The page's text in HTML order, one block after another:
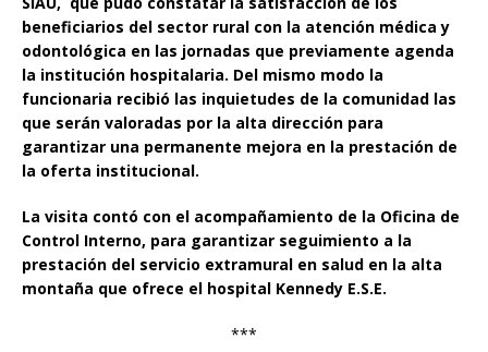
beneficiarios del sector rural con la atención médica y
odontológica en las jornadas que previamente agenda
la institución hospitalaria. Del mismo modo la
funcionaria recibió las inquietudes de la comunidad las
que serán valoradas por la alta dirección para
garantizar una permanente mejora en la prestación de
la oferta institucional.
La visita contó con el acompañamiento de la Oficina de
Control Interno, para garantizar seguimiento a la
prestación del servicio extramural en salud en la alta
montaña que ofrece el hospital Kennedy E.S.E.
***